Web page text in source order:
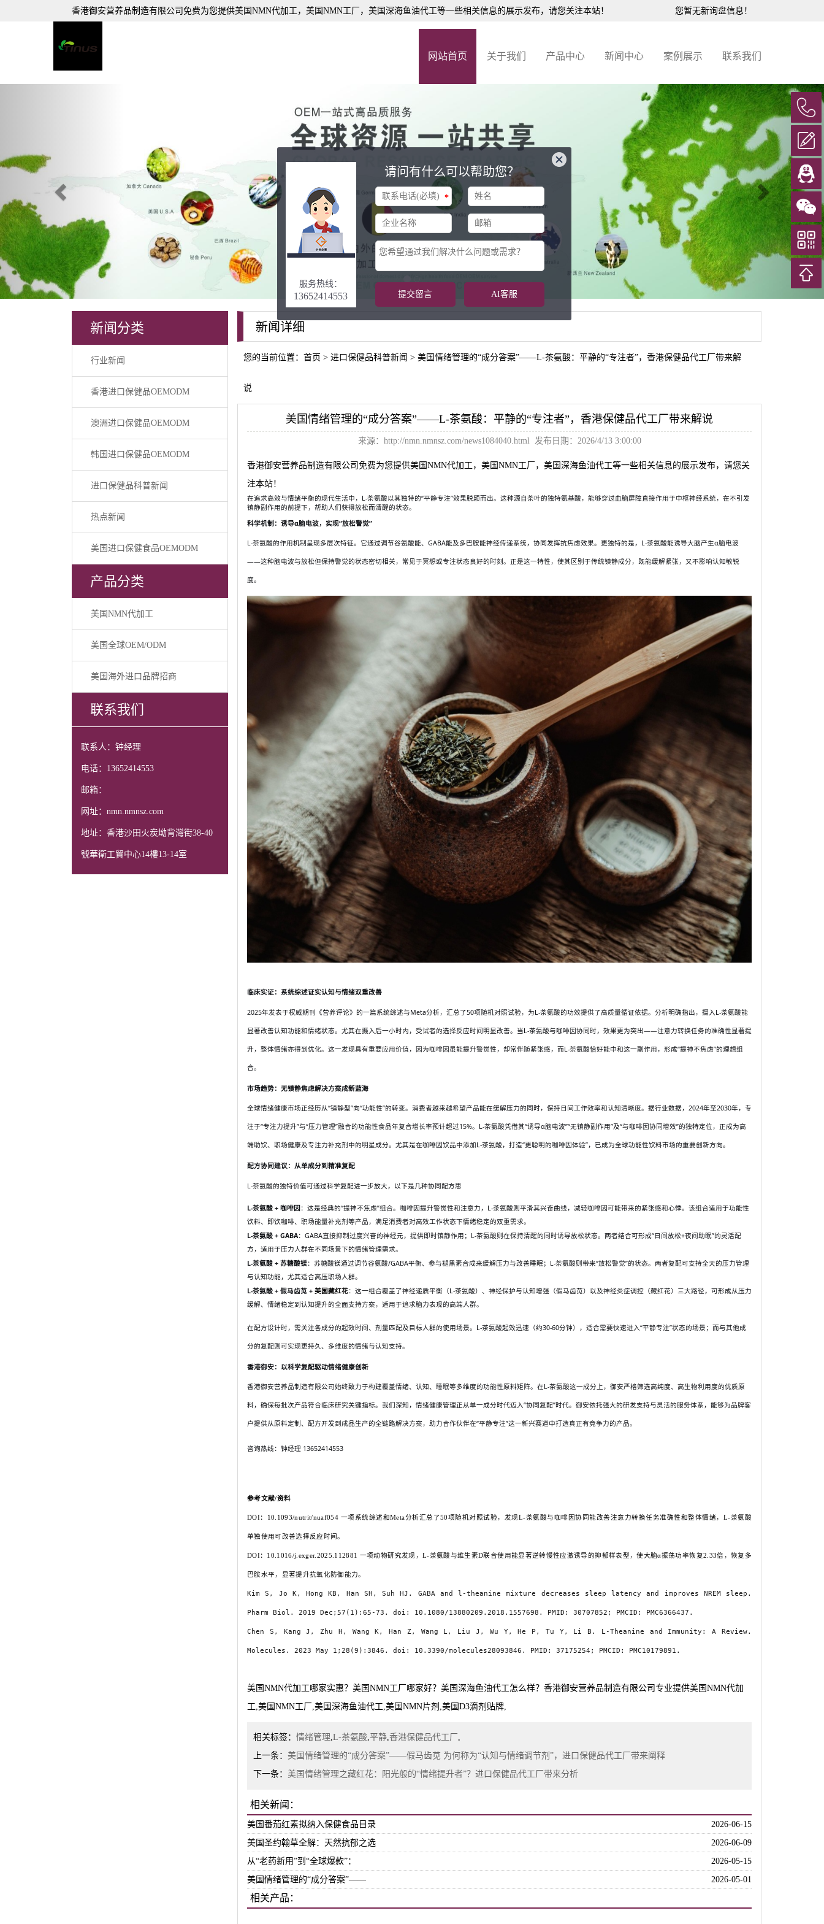
香港御安营养品制造有限公司免费为您提供美国NMN代加工 ，美国NMN工厂，美国深海鱼油代工等一些相关信息的展示发布，请您关注本站！ 您暂无新询盘信息！
网站首页 关于我们 产品中心 新闻中心 案例展示 联系我们
Next
新闻分类
行业新闻
香港进口保健品OEMODM
澳洲进口保健品OEMODM
韩国进口保健品OEMODM
进口保健品科普新闻
热点新闻
美国进口保健食品OEMODM
产品分类
美国NMN代加工
美国全球OEM/ODM
美国海外进口品牌招商
联系我们
联系人：钟经理
电话：13652414553
邮箱：
网址：nmn.nmnsz.com
地址：香港沙田火炭坳背灣街38-40
號華衛工貿中心14樓13-14室
新闻详细
您的当前位置： 首页 > 进口保健品科普新闻 > 美国情绪管理的“成分答案”——L-茶氨酸：平静的“专注者”，香港保健品代工厂带来解
说
美国情绪管理的“成分答案”——L-茶氨酸：平静的“专注者”，香港保健品代工厂带来解说
来源： http://nmn.nmnsz.com/news1084040.html 发布日期：2026/4/13 3:00:00
香港御安营养品制造有限公司免费为您提供美国NMN代加工 ，美国NMN工厂，美国深海鱼油代工等一些相关信息的展示发布，请您关
注本站！
在追求高效与情绪平衡的现代生活中， L-茶氨酸以其独特的“平静专注”效果脱颖而出。这种源自茶叶的独特氨基酸，能够穿过血脑屏障直接作用于中枢神经系统，在不引发
镇静副作用的前提下，帮助人们获得放松而清醒的状态。
科学机制：诱导α脑电波，实现“放松警觉”
L-茶氨酸的作用机制呈现多层次特征。它通过调节谷氨酸能、GABA能及多巴胺能神经传递系统，协同发挥抗焦虑效果。更独特的是，L-茶氨酸能诱导大脑产生α脑电波
——这种脑电波与放松但保持警觉的状态密切相关，常见于冥想或专注状态良好的时刻。正是这一特性，使其区别于传统镇静成分，既能缓解紧张，又不影响认知敏锐
度。
临床实证：系统综述证实认知与情绪双重改善
2025年发表于权威期刊《营养评论》的一篇系统综述与Meta分析，汇总了50项随机对照试验，为L-茶氨酸的功效提供了高质量循证依据。分析明确指出，摄入L-茶氨酸能
显著改善认知功能和情绪状态。尤其在摄入后一小时内，受试者的选择反应时间明显改善。当L-茶氨酸与咖啡因协同时，效果更为突出——注意力转换任务的准确性显著提
升，整体情绪亦得到优化。这一发现具有重要应用价值，因为咖啡因虽能提升警觉性，却常伴随紧张感，而L-茶氨酸恰好能中和这一副作用，形成“提神不焦虑”的理想组
合。
市场趋势：无镇静焦虑解决方案成新蓝海
全球情绪健康市场正经历从“镇静型”向“功能性”的转变。消费者越来越希望产品能在缓解压力的同时，保持日间工作效率和认知清晰度。据行业数据，2024年至2030年，专
注于“专注力提升”与“压力管理”融合的功能性食品年复合增长率预计超过15%。L-茶氨酸凭借其“诱导α脑电波”“无镇静副作用”及“与咖啡因协同增效”的独特定位，正成为高
端助饮、职场健康及专注力补充剂中的明星成分。尤其是在咖啡因饮品中添加L-茶氨酸，打造“更聪明的咖啡因体验”，已成为全球功能性饮料市场的重要创新方向。
配方协同建议：从单成分到精准复配
L-茶氨酸的独特价值可通过科学复配进一步放大，以下是几种协同配方思
L-茶氨酸 + 咖啡因 ：这是经典的“提神不焦虑”组合。咖啡因提升警觉性和注意力，L-茶氨酸则平滑其兴奋曲线，减轻咖啡因可能带来的紧张感和心悸。该组合适用于功能性
饮料、即饮咖啡、职场能量补充剂等产品，满足消费者对高效工作状态下情绪稳定的双重需求。
L-茶氨酸 + GABA： GABA直接抑制过度兴奋的神经元，提供即时镇静作用；L-茶氨酸则在保持清醒的同时诱导放松状态。两者结合可形成“日间放松+夜间助眠”的灵活配
方，适用于压力人群在不同场景下的情绪管理需求。
L-茶氨酸 + 苏糖酸镁：苏糖酸镁通过调节谷氨酸/GABA平衡、参与褪黑素合成来缓解压力与改善睡眠；L-茶氨酸则带来“放松警觉”的状态。两者复配可支持全天的压力管理
与认知功能，尤其适合高压职场人群。
L-茶氨酸 + 假马齿苋 + 美国藏红花：这一组合覆盖了神经递质平衡（L-茶氨酸）、神经保护与认知增强（假马齿苋）以及神经炎症调控（藏红花）三大路径，可形成从压力
缓解、情绪稳定到认知提升的全面支持方案，适用于追求脑力表现的高端人群。
在配方设计时，需关注各成分的起效时间、剂量匹配及目标人群的使用场景。 L-茶氨酸起效迅速（约30-60分钟），适合需要快速进入“平静专注”状态的场景；而与其他成
分的复配则可实现更持久、多维度的情绪与认知支持。
香港御安：以科学复配驱动情绪健康创新
香港御安营养品制造有限公司始终致力于构建覆盖情绪、认知、睡眠等多维度的功能性原料矩阵。在L-茶氨酸这一成分上，御安严格筛选高纯度、高生物利用度的优质原
料，确保每批次产品符合临床研究关键指标。我们深知，情绪健康管理正从单一成分时代迈入“协同复配”时代。御安依托强大的研发支持与灵活的服务体系，能够为品牌客
户提供从原料定制、配方开发到成品生产的全链路解决方案，助力合作伙伴在“平静专注”这一新兴赛道中打造真正有竞争力的产品。
咨询热线：钟经理 13652414553
参考文献/资料
DOI：10.1093/nutrit/nuaf054 一项系统综述和Meta分析汇总了50项随机对照试验，发现L-茶氨酸与咖啡因协同能改善注意力转换任务准确性和整体情绪，L-茶氨酸
单独使用可改善选择反应时间。
DOI：10.1016/j.exger.2025.112881 一项动物研究发现，L-茶氨酸与维生素D联合使用能显著逆转慢性应激诱导的抑郁样表型，使大脑α振荡功率恢复2.33倍，恢复多
巴胺水平，显著提升抗氧化防御能力。
Kim S, Jo K, Hong KB, Han SH, Suh HJ. GABA and l-theanine mixture decreases sleep latency and improves NREM sleep.
Pharm Biol. 2019 Dec;57(1):65-73. doi: 10.1080/13880209.2018.1557698. PMID: 30707852; PMCID: PMC6366437.
Chen S, Kang J, Zhu H, Wang K, Han Z, Wang L, Liu J, Wu Y, He P, Tu Y, Li B. L-Theanine and Immunity: A Review.
Molecules. 2023 May 1;28(9):3846. doi: 10.3390/molecules28093846. PMID: 37175254; PMCID: PMC10179891.
美国NMN代加工哪家实惠？美国NMN工厂哪家好？美国深海鱼油代工怎么样？香港御安营养品制造有限公司专业提供美国NMN代加
工,美国NMN工厂,美国深海鱼油代工,美国NMN片剂,美国D3滴剂贴牌,
相关标签： 情绪管理,L-茶氨酸,平静,香港保健品代工厂 ,
上一条： 美国情绪管理的“成分答案”——假马齿苋 为何称为“认知与情绪调节剂”，进口保健品代工厂带来阐释
下一条： 美国情绪管理之藏红花：阳光般的“情绪提升者”？进口保健品代工厂带来分析
相关新闻：
美国番茄红素拟纳入保健食品目录
2026-06-15
美国圣约翰草全解：天然抗郁之选
2026-06-09
从“老药新用”到“全球爆款”：
2026-05-15
美国情绪管理的“成分答案”——
2026-05-01
相关产品：
服务热线：
13652414553
请问有什么可以帮助您？
*
提交留言 AI客服